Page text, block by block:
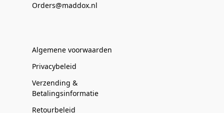
Orders@maddox.nl
Algemene voorwaarden
Privacybeleid
Verzending &
Betalingsinformatie
Retourbeleid